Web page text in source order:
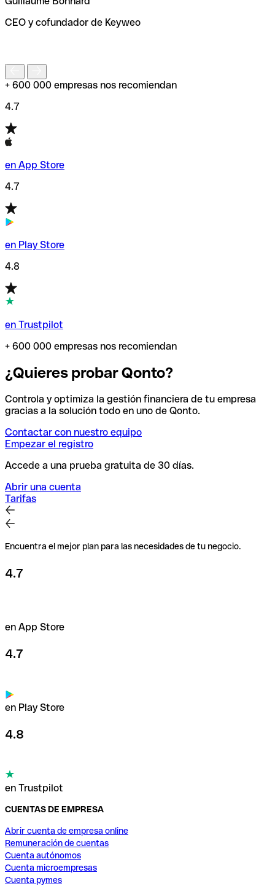
de enviar tu transferencia.
CEO y cofundador de Keyweo
+ 600 000 empresas nos recomiendan
4.7
en App Store
4.7
en Play Store
4.8
en Trustpilot
+ 600 000 empresas nos recomiendan
¿Quieres probar Qonto?
Controla y optimiza la gestión financiera de tu empresa
gracias a la solución todo en uno de Qonto.
Contactar con nuestro equipo
Empezar el registro
Accede a una prueba gratuita de 30 días.
Abrir una cuenta
Tarifas
Encuentra el mejor plan para las necesidades de tu negocio.
4.7
en App Store
4.7
en Play Store
4.8
en Trustpilot
CUENTAS DE EMPRESA
Abrir cuenta de empresa online
Remuneración de cuentas
Cuenta autónomos
Cuenta microempresas
Cuenta pymes